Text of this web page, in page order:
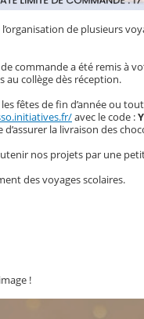
de plusieurs
commande a été remis à
au collège dès réception.
fêtes de fin d’année ou
avec le code :
la livraison des
nos projets par une
des voyages scolaires.
!